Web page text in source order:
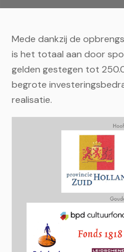
Mede dankzij de
is het totaal aan door
gelden gestegen tot
begrote
realisatie.